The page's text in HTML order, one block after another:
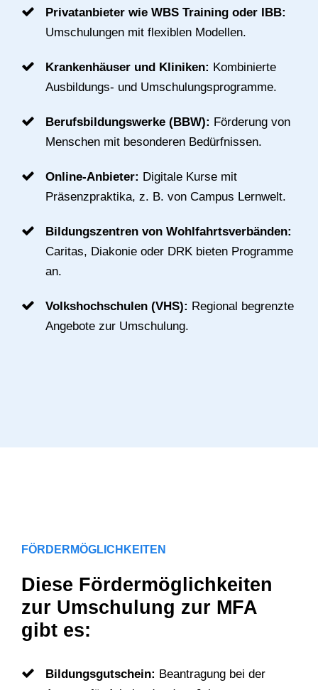
Privatanbieter wie WBS Training oder IBB:
Umschulungen mit flexiblen Modellen.
Krankenhäuser und Kliniken: Kombinierte
Ausbildungs- und Umschulungsprogramme.
Berufsbildungswerke (BBW): Förderung von
Menschen mit besonderen Bedürfnissen.
Online-Anbieter: Digitale Kurse mit
Präsenzpraktika, z. B. von Campus Lernwelt.
Bildungszentren von Wohlfahrtsverbänden:
Caritas, Diakonie oder DRK bieten Programme
an.
Volkshochschulen (VHS): Regional begrenzte
Angebote zur Umschulung.
FÖRDERMÖGLICHKEITEN
Diese Fördermöglichkeiten
zur Umschulung zur MFA
gibt es:
Bildungsgutschein: Beantragung bei der